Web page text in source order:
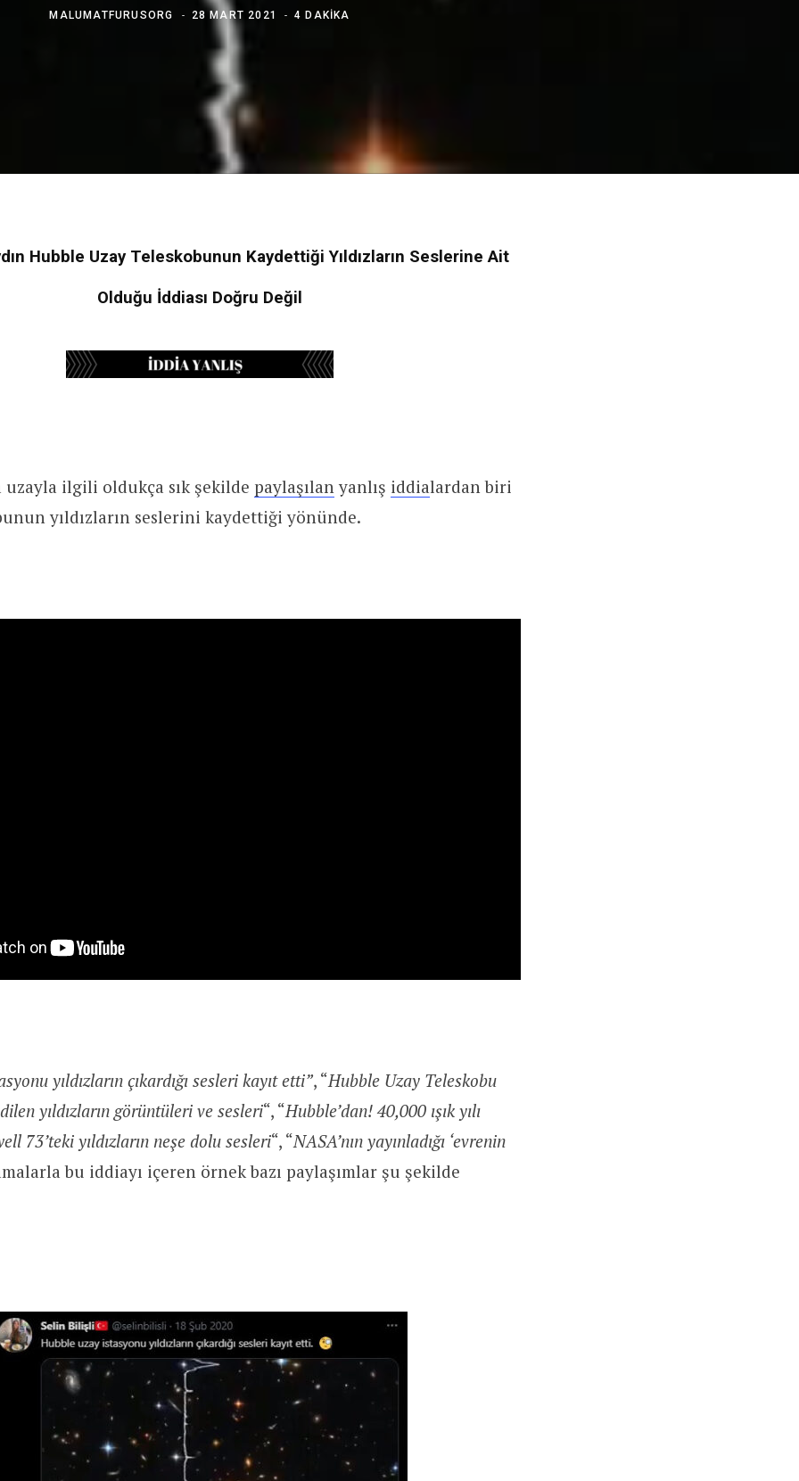
MALUMATFURUSORG 28 MART 2021 4 DAKIKA
Hubble Uzay Teleskobunun Kaydettiği Yıldızların Seslerine Ait
Olduğu İddiası Doğru Değil
uzayla ilgili oldukça sık şekilde paylaşılan yanlış iddialardan biri
yıldızların seslerini kaydettiği yönünde.
yıldızların çıkardığı sesleri kayıt etti”, “Hubble Uzay Teleskobu
yıldızların görüntüleri ve sesleri“, “Hubble’dan! 40,000 ışık yılı
73’teki yıldızların neşe dolu sesleri“, “NASA’nın yayınladığı ‘evrenin
bu iddiayı içeren örnek bazı paylaşımlar şu şekilde